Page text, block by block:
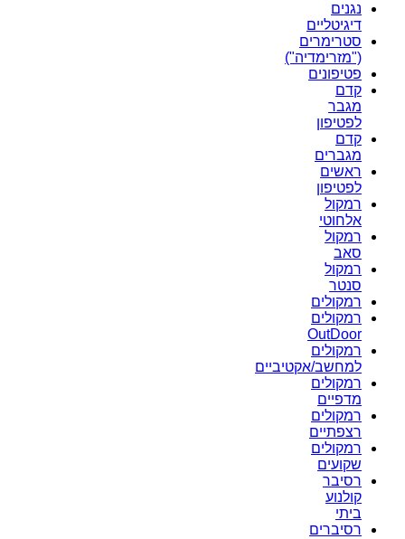
נגנים
דיגיטליים
סטרימרים
("מזרימדיה")
פטיפונים
קדם
מגבר
לפטיפון
קדם
מגברים
ראשים
לפטיפון
רמקול
אלחוטי
רמקול
סאב
רמקול
סנטר
רמקולים
רמקולים
OutDoor
רמקולים
למחשב/אקטיביים
רמקולים
מדפיים
רמקולים
רצפתיים
רמקולים
שקועים
רסיבר
קולנוע
ביתי
רסיברים